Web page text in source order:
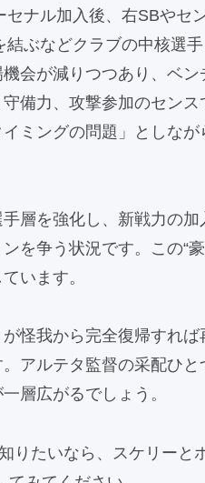
ナル加入後、右SBやセ
ぶなどクラブの中核選
会が減りつつあり、ベン
備力、攻撃参加のセン
ミングの問題」としな
層を強化し、新戦力の
を争う状況です。この“
います。
怪我から完全復帰すれ
アルテタ監督の采配ひ
層広がるでしょう。
りたいなら、スケリーと